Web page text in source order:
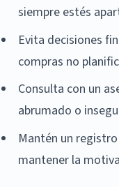
siempre estés
Evita decisiones
compras no
Consulta con un
abrumado o
Mantén un
mantener la